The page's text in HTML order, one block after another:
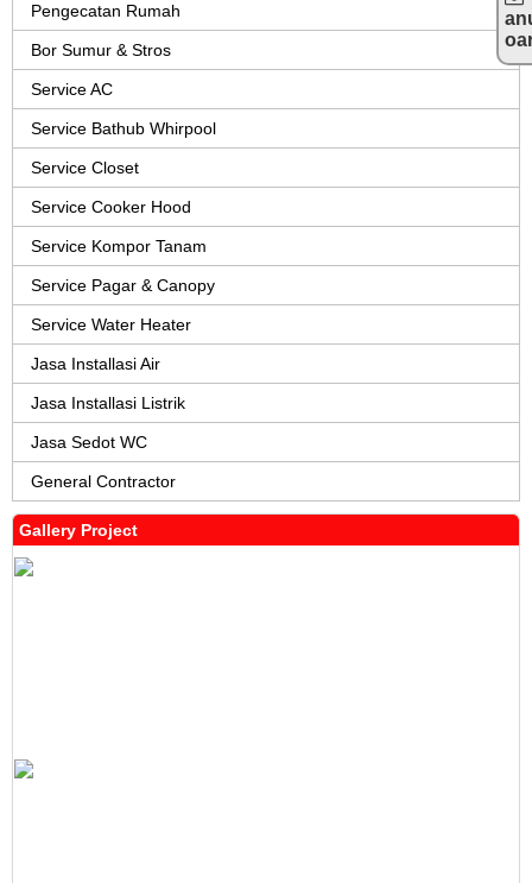
Pengecatan Rumah
Bor Sumur & Stros
Service AC
Service Bathub Whirpool
Service Closet
Service Cooker Hood
Service Kompor Tanam
Service Pagar & Canopy
Service Water Heater
Jasa Installasi Air
Jasa Installasi Listrik
Jasa Sedot WC
General Contractor
Gallery Project